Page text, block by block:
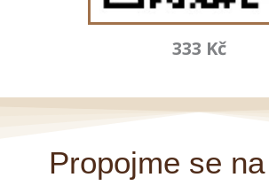
333 Kč
Propojme se